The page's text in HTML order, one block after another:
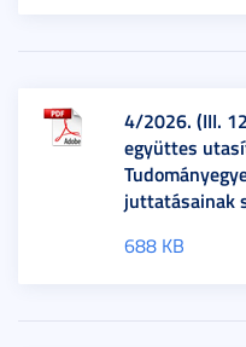
4/2026. (III.
együttes
juttatásainak
688 KB